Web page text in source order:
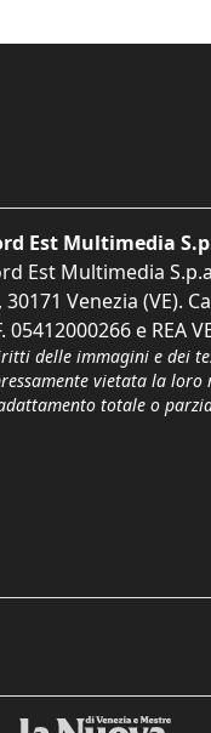
Est Multimedia
Est Multimedia
30171 Venezia (VE).
05412000266 e REA
delle immagini e dei
vietata la loro
totale o